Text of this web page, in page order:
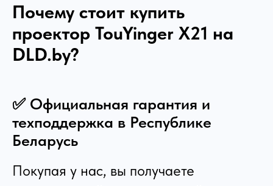
Почему стоит купить
проектор TouYinger X21 на
DLD.by?
✅ Официальная гарантия и
техподдержка в Республике
Беларусь
Покупая у нас, вы получаете